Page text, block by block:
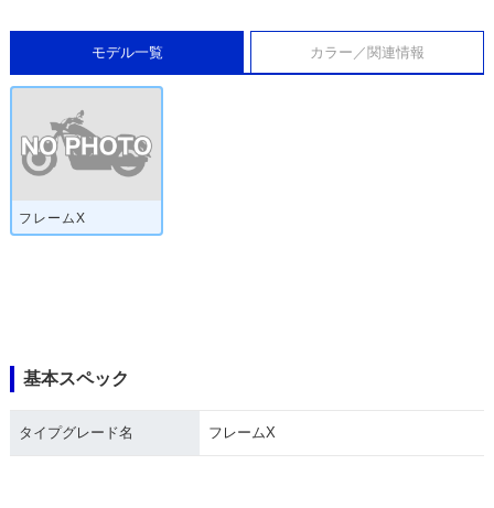
モデル一覧 カラー／関連情報
フレームX
基本スペック
タイプグレード名 フレームX